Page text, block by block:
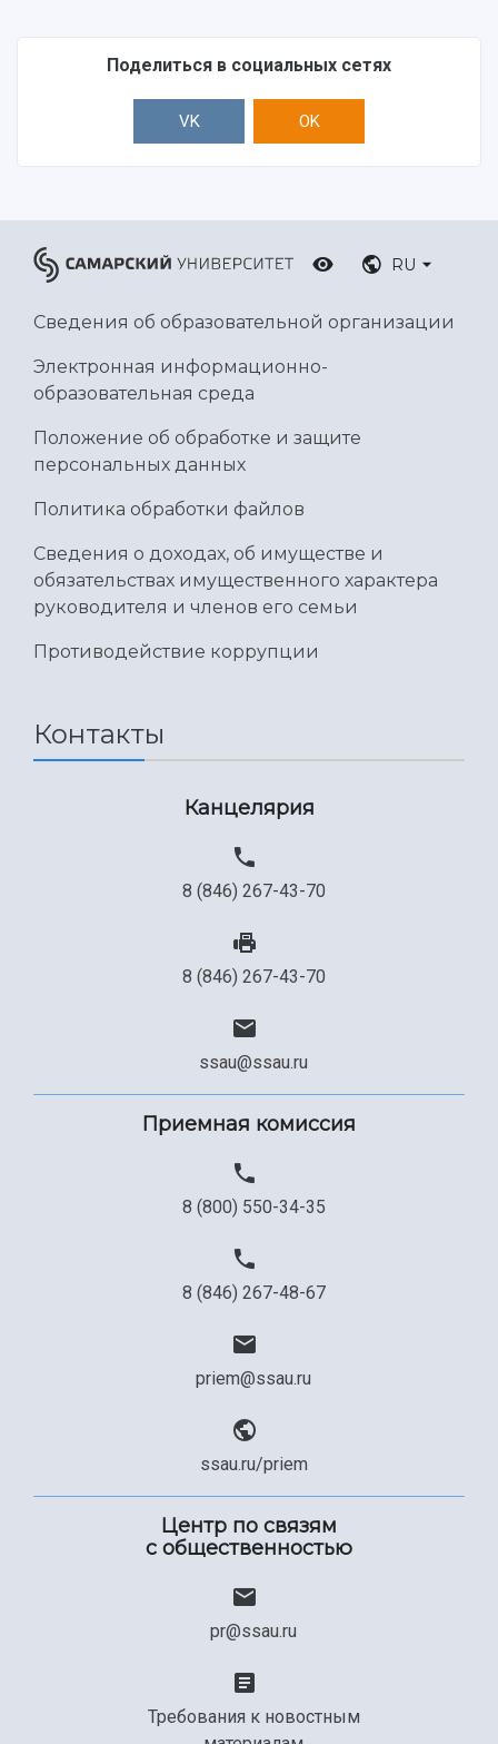
Поделиться в социальных сетях
VK OK
RU
Сведения об образовательной организации
Электронная информационно-
образовательная среда
Положение об обработке и защите
персональных данных
Политика обработки файлов
Сведения о доходах, об имуществе и
обязательствах имущественного характера
руководителя и членов его семьи
Противодействие коррупции
Контакты
Канцелярия
8 (846) 267-43-70
8 (846) 267-43-70
ssau@ssau.ru
Приемная комиссия
8 (800) 550-34-35
8 (846) 267-48-67
priem@ssau.ru
ssau.ru/priem
Центр по связям
с общественностью
pr@ssau.ru
Требования к новостным